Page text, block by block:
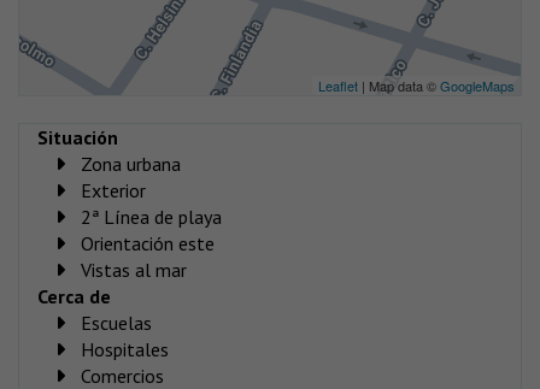
Leaflet | Map data ©GoogleMaps
Situación
Zona urbana
Exterior
2ª Línea de playa
Orientación este
Vistas al mar
Cerca de
Escuelas
Hospitales
Comercios